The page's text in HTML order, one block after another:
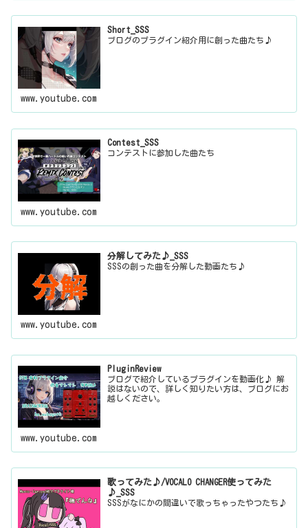
Short_SSS
ブログのプラグイン紹介用に創った曲たち♪
www.youtube.com
Contest_SSS
コンテストに参加した曲たち
www.youtube.com
分解してみた♪_SSS
SSSの創った曲を分解した動画たち♪
www.youtube.com
PluginReview
ブログで紹介しているプラグインを動画化♪ 解
説はないので、詳しく知りたい方は、ブログにお
越しください。
www.youtube.com
歌ってみた♪/VOCALO CHANGER使ってみた
♪_SSS
SSSがなにかの間違いで歌っちゃったやつたち♪